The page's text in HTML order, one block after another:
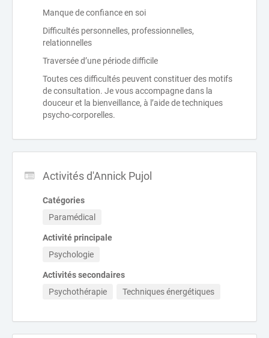
Manque de confiance en soi
Difficultés personnelles, professionnelles,
relationnelles
Traversée d’une période difficile
Toutes ces difficultés peuvent constituer des motifs
de consultation. Je vous accompagne dans la
douceur et la bienveillance, à l’aide de techniques
psycho-corporelles.
Activités d'Annick Pujol
Catégories
Paramédical
Activité principale
Psychologie
Activités secondaires
Psychothérapie
Techniques énergétiques